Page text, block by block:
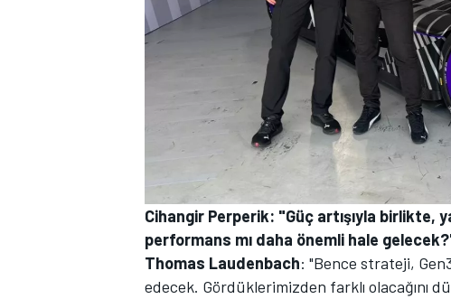
Cihangir Perperik: "Güç artışıyla birlikte,
performans mı daha önemli hale
Thomas Laudenbach: "Bence strateji,
edecek. Gördüklerimizden farklı olacağını